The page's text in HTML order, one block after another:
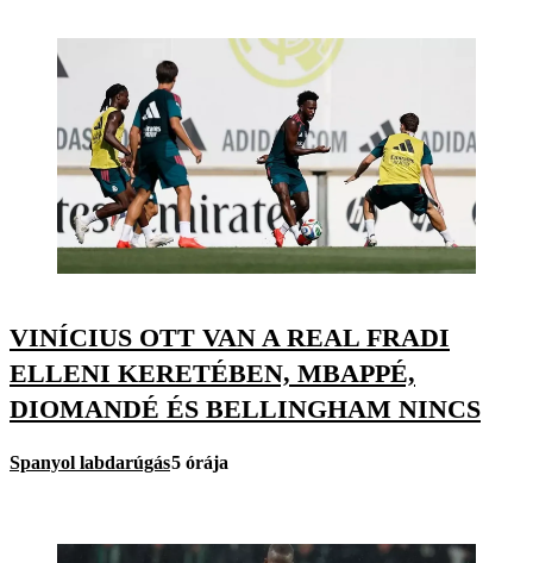
VINÍCIUS OTT VAN A REAL FRADI
ELLENI KERETÉBEN, MBAPPÉ,
DIOMANDÉ ÉS BELLINGHAM NINCS
Spanyol labdarúgás5 órája